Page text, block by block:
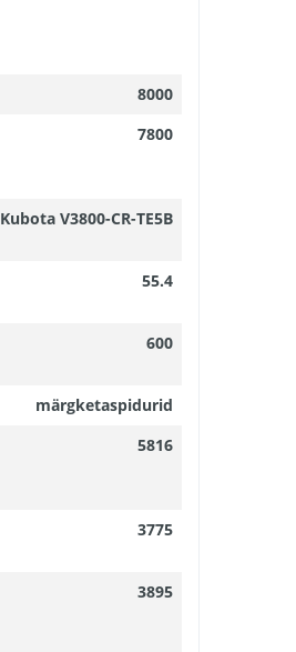
8000
7800
Kubota V3800-CR-TE5B
55.4
600
märgketaspidurid
5816
3775
3895